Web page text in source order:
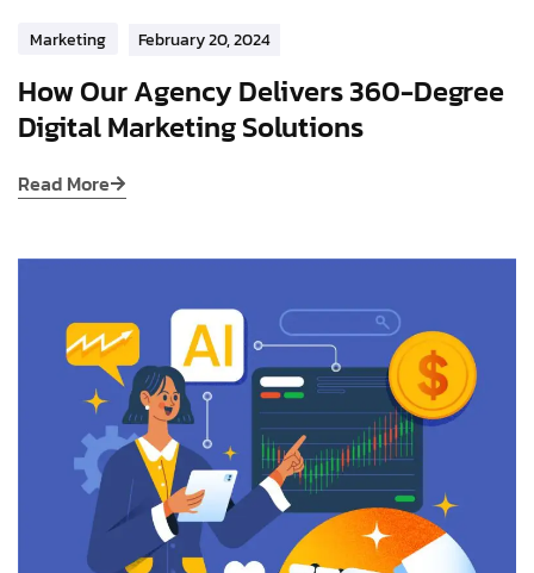
Marketing February 20, 2024
How Our Agency Delivers 360-Degree
Digital Marketing Solutions
Read More